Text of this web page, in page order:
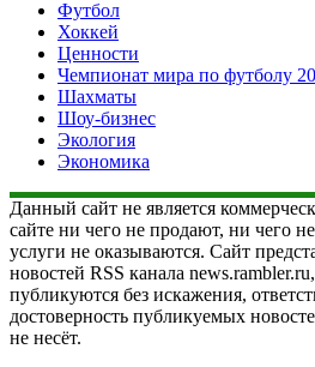
Футбол
Хоккей
Ценности
Чемпионат мира по футболу
Шахматы
Шоу-бизнес
Экология
Экономика
Данный сайт не является
сайте ни чего не продают, ни чего
услуги не оказываются. Сайт
новостей RSS канала
публикуются без искажения,
достоверность публикуемых
не несёт.